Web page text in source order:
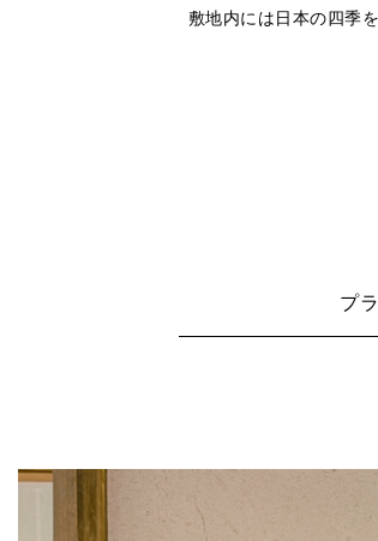
敷地内には日本の四季
プ